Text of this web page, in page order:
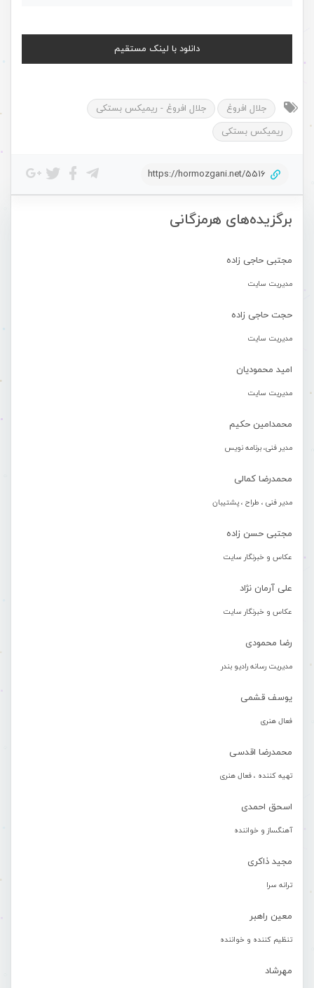
برگزیده‌های هرمزگانی
مجتبی حاجی زاده
مدیریت سایت
حجت حاجی زاده
مدیریت سایت
امید محمودیان
مدیریت سایت
محمدامین حکیم
مدیر فنی، برنامه نویس
محمدرضا کمالی
مدیر فنی ، طراح ، پشتیبان
مجتبی حسن زاده
عکاس و خبرنگار سایت
علی آرمان نژاد
عکاس و خبرنگار سایت
رضا محمودی
مدیریت رسانه رادیو بندر
یوسف قشمی
فعال هنری
محمدرضا اقدسی
تهیه کننده ، فعال هنری
اسحق احمدی
آهنگساز و خواننده
مجید ذاکری
ترانه سرا
معین راهبر
تنظیم کننده و خواننده
مهرشاد
دانلود با لینک مستقیم
جلال افروغ
جلال افروغ - ریمیکس بستکی
ریمیکس بستکی
https://hormozgani.net/5516